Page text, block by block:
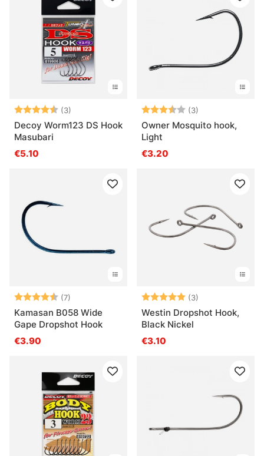
Bewertung:(3)
4.7 von 5 Sternen
Decoy Worm123 DS Hook
Masubari
€5.10
Bewertung:(3)
Owner Mosquito hook,
Light
€3.20
Bewertung:(7)
4.9 von 5 Sternen
Kamasan B058 Wide
Gape Dropshot Hook
€3.90
Bewertung:(3)
Westin Dropshot Hook,
Black Nickel
€3.10